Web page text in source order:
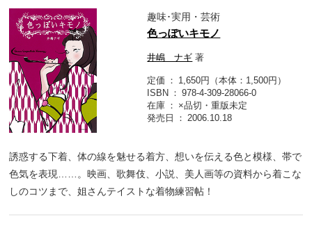
趣味･実用・芸術
色っぽいキモノ
井嶋 ナギ 著
定価
1,650円（本体：1,500円）
ISBN
978-4-309-28066-0
在庫
×品切・重版未定
発売日
2006.10.18
誘惑する下着、体の線を魅せる着方、想いを伝える色と模様、帯で
色気を表現……。映画、歌舞伎、小説、美人画等の資料から着こな
しのコツまで、姐さんテイストな着物練習帖！